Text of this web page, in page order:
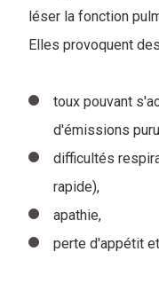
léser la fonction
Elles provoquent
toux pouvant
d'émissions
difficultés
rapide),
apathie,
perte d'appétit